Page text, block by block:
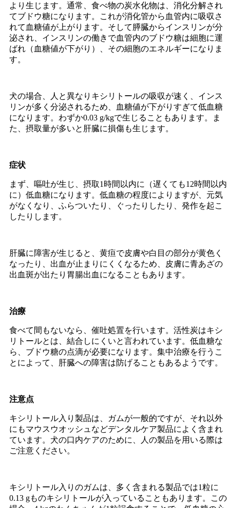
より生じます。通常、食べ物の炭水化物は、消化分解され
てブドウ糖になります。これが消化管から血管内に吸収さ
れて血糖値が上がります。そして膵臓からインスリンが分
泌され、インスリンの働きで血管内のブドウ糖は細胞に運
ばれ（血糖値が下がり）、その細胞のエネルギーになりま
す。
犬の場合、人と異なりキシリトールの吸収が速く、インス
リンが多く分泌されるため、血糖値が下がりすぎて低血糖
になります。わずか0.03 g/kgで生じることもあります。ま
た、摂取量が多いと肝臓に損傷も生じます。
症状
まず、嘔吐が生じ、摂取1時間以内に（遅くても12時間以内
に）低血糖になります。低血糖の程度によりますが、元気
がなくなり、ふらついたり、ぐったりしたり、発作を起こ
したりします。
肝臓に障害が生じると、黄疸で皮膚や白目の部分が黄色く
なったり、出血が止まりにくくなるため、皮膚に青あざの
出血斑が出たり胃腸出血になることもあります。
治療
食べて間もないなら、催吐処置を行います。活性炭はキシ
リトールとは、結合しにくいと言われています。低血糖な
ら、ブドウ糖の点滴が必要になります。集中治療を行うこ
とによって、肝臓への障害は防げることもあるようです。
注意点
キシリトール入り製品は、ガムが一般的ですが、それ以外
にもマウスウオッシュなどデンタルケア製品によく含まれ
ています。犬の口内ケアのために、人の製品を用いる際は
ご注意ください。
キシリトール入りのガムは、多く含まれる製品では1粒に
0.13 gものキシリトールが入っていることもあります。この